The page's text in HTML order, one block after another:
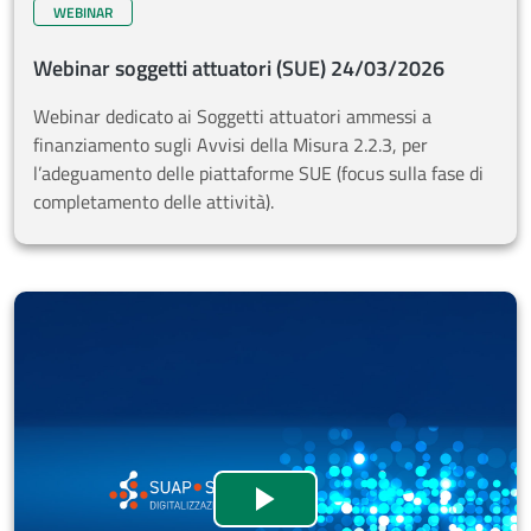
WEBINAR
Webinar soggetti attuatori (SUE) 24/03/2026
Webinar dedicato ai Soggetti attuatori ammessi a
finanziamento sugli Avvisi della Misura 2.2.3, per
l’adeguamento delle piattaforme SUE (focus sulla fase di
completamento delle attività).
Guarda il videoWebinar soggetti